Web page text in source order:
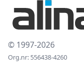
© 1997-2026
Org.nr: 556438-4260